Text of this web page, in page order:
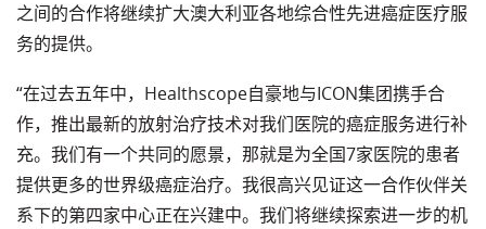
之间的合作将继续扩大澳大利亚各地综合性先进癌症医疗服
务的提供。
“在过去五年中，Healthscope自豪地与ICON集团携手合
作，推出最新的放射治疗技术对我们医院的癌症服务进行补
充。我们有一个共同的愿景，那就是为全国7家医院的患者
提供更多的世界级癌症治疗。我很高兴见证这一合作伙伴关
系下的第四家中心正在兴建中。我们将继续探索进一步的机